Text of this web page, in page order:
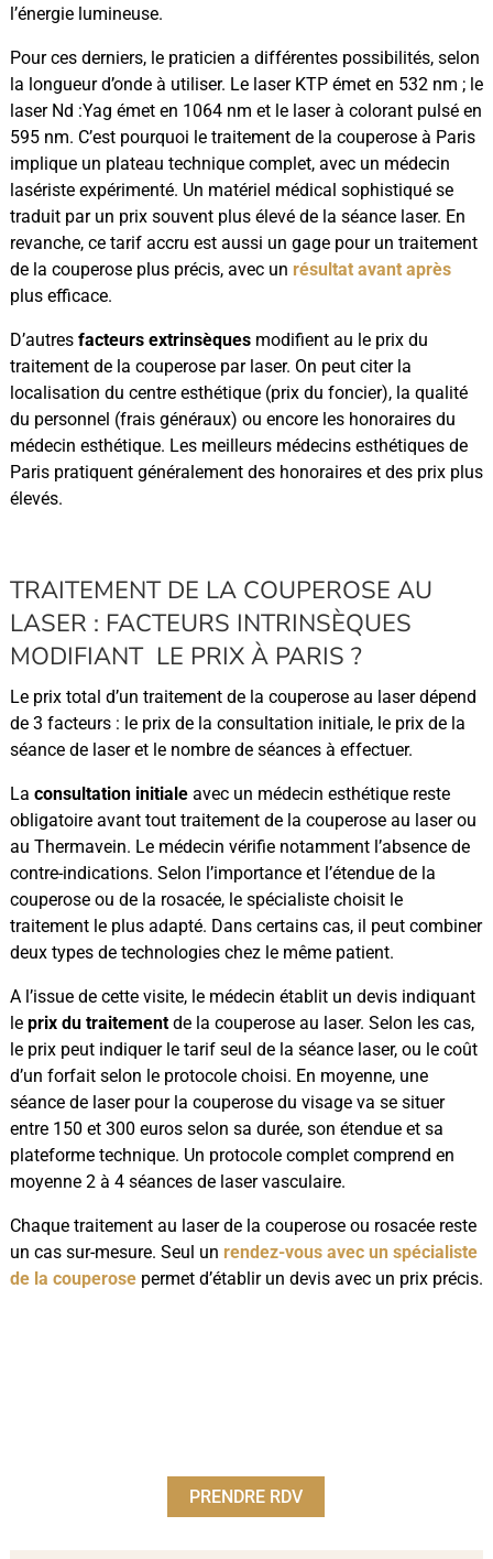
l’énergie lumineuse.
Pour ces derniers, le praticien a différentes possibilités, selon
la longueur d’onde à utiliser. Le laser KTP émet en 532 nm ; le
laser Nd :Yag émet en 1064 nm et le laser à colorant pulsé en
595 nm. C’est pourquoi le traitement de la couperose à Paris
implique un plateau technique complet, avec un médecin
lasériste expérimenté. Un matériel médical sophistiqué se
traduit par un prix souvent plus élevé de la séance laser. En
revanche, ce tarif accru est aussi un gage pour un traitement
de la couperose plus précis, avec un résultat avant après
plus efficace.
D’autres facteurs extrinsèquesmodifient au le prix du
traitement de la couperose par laser. On peut citer la
localisation du centre esthétique (prix du foncier), la qualité
du personnel (frais généraux) ou encore les honoraires du
médecin esthétique. Les meilleurs médecins esthétiques de
Paris pratiquent généralement des honoraires et des prix plus
élevés.
TRAITEMENT DE LA COUPEROSE AU
LASER : FACTEURS INTRINSÈQUES
MODIFIANT LE PRIX À PARIS ?
Le prix total d’un traitement de la couperose au laser dépend
de 3 facteurs : le prix de la consultation initiale, le prix de la
séance de laser et le nombre de séances à effectuer.
La consultation initialeavec un médecin esthétique reste
obligatoire avant tout traitement de la couperose au laser ou
au Thermavein. Le médecin vérifie notamment l’absence de
contre-indications. Selon l’importance et l’étendue de la
couperose ou de la rosacée, le spécialiste choisit le
traitement le plus adapté. Dans certains cas, il peut combiner
deux types de technologies chez le même patient.
A l’issue de cette visite, le médecin établit un devis indiquant
le prix du traitementde la couperose au laser. Selon les cas,
le prix peut indiquer le tarif seul de la séance laser, ou le coût
d’un forfait selon le protocole choisi. En moyenne, une
séance de laser pour la couperose du visage va se situer
entre 150 et 300 euros selon sa durée, son étendue et sa
plateforme technique. Un protocole complet comprend en
moyenne 2 à 4 séances de laser vasculaire.
Chaque traitement au laser de la couperose ou rosacée reste
un cas sur-mesure. Seul un rendez-vous avec un spécialiste
de la couperosepermet d’établir un devis avec un prix précis.
PRENDRE RDV